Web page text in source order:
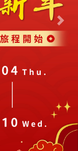
往後